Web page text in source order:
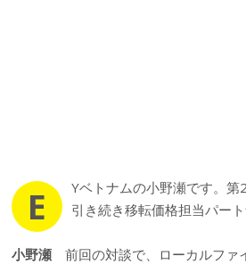
E
Yベトナムの小野瀬です。
引き続き移転価格担当パー
小野瀬 前回の対談で、ローカルファ